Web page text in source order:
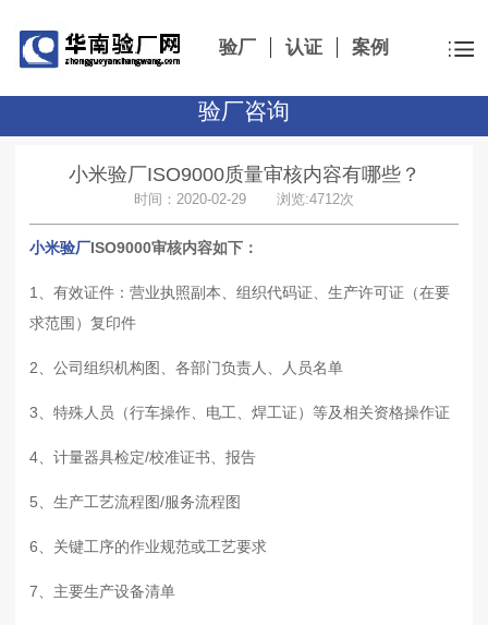
验厂 认证 案例
验厂咨询
小米验厂ISO9000质量审核内容有哪些？
时间：2020-02-29 浏览:4712次
小米验厂ISO9000审核内容如下：
1、有效证件 ：营业执照副本、组织代码证、生产许可证（在要
求范围）复印件
2、公司组织机构图、各部门负责人、人员名单
3、特殊人员（行车操作、电工、焊工证）等及相关资格操作证
4、计量器具检定/校准证书、报告
5、生产工艺流程图/服务流程图
6、 关键工序的作业规范或工艺要求
7、 主要生产设备清单